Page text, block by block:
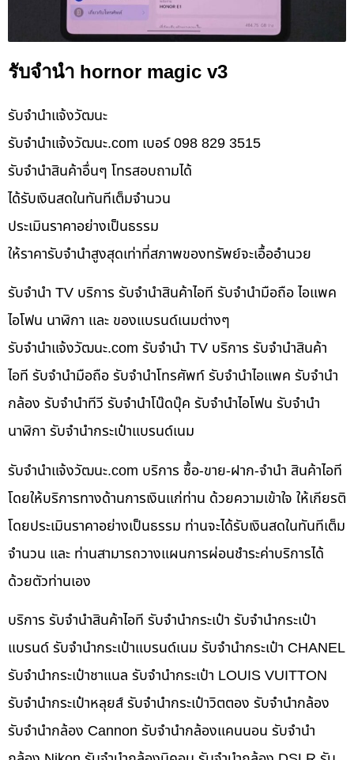
รับจำนำ hornor magic v3
รับจํานําแจ้งวัฒนะ
รับจํานําแจ้งวัฒนะ.com เบอร์ 098 829 3515
รับจำนำสินค้าอื่นๆ โทรสอบถามได้
ได้รับเงินสดในทันทีเต็มจำนวน
ประเมินราคาอย่างเป็นธรรม
ให้ราคารับจำนำสูงสุดเท่าที่สภาพของทรัพย์จะเอื้ออำนวย
รับจำนำ TV บริการ รับจำนำสินค้าไอที รับจำนำมือถือ ไอแพค
ไอโฟน นาฬิกา และ ของแบรนด์เนมต่างๆ
รับจํานําแจ้งวัฒนะ.com รับจำนำ TV บริการ รับจำนำสินค้า
ไอที รับจำนำมือถือ รับจำนำโทรศัพท์ รับจำนำไอแพค รับจำนำ
กล้อง รับจำนำทีวี รับจำนำโน๊ดบุ๊ค รับจำนำไอโฟน รับจำนำ
นาฬิกา รับจำนำกระเป๋าแบรนด์เนม
รับจํานําแจ้งวัฒนะ.com บริการ ซื้อ-ขาย-ฝาก-จำนำ สินค้าไอที
โดยให้บริการทางด้านการเงินแก่ท่าน ด้วยความเข้าใจ ให้เกียรติ
โดยประเมินราคาอย่างเป็นธรรม ท่านจะได้รับเงินสดในทันทีเต็ม
จำนวน และ ท่านสามารถวางแผนการผ่อนชำระค่าบริการได้
ด้วยตัวท่านเอง
บริการ รับจำนำสินค้าไอที รับจำนำกระเป๋า รับจำนำกระเป๋า
แบรนด์ รับจำนำกระเป๋าแบรนด์เนม รับจำนำกระเป๋า CHANEL
รับจำนำกระเป๋าชาแนล รับจำนำกระเป๋า LOUIS VUITTON
รับจำนำกระเป๋าหลุยส์ รับจำนำกระเป๋าวิตตอง รับจำนำกล้อง
รับจำนำกล้อง Cannon รับจำนำกล้องแคนนอน รับจำนำ